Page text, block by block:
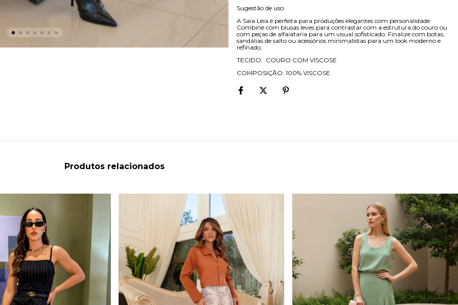
Sugestão de uso:
A Saia Leia é perfeita para produções elegantes com personalidade.
Combine com blusas leves para contrastar com a estrutura do couro ou
com peças de alfaiataria para um visual sofisticado. Finalize com botas,
sandálias de salto ou acessórios minimalistas para um look moderno e
refinado.
TECIDO: COURO COM VISCOSE
COMPOSIÇÃO: 100% VISCOSE
Produtos relacionados